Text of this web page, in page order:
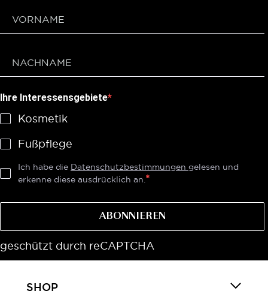
Ihre Interessensgebiete
Kosmetik
Fußpflege
Ich habe die Datenschutzbestimmungen gelesen und
erkenne diese ausdrücklich an.
ABONNIEREN
geschützt durch reCAPTCHA
SHOP